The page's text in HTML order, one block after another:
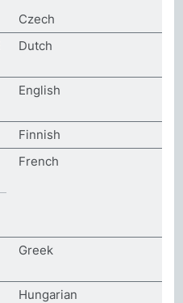
Czech
Dutch
English
Finnish
French
Greek
Hungarian